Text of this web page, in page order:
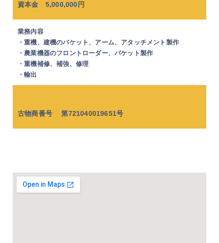
資本金 5,000,000円
業務内容
・重機、建機のバケット、アーム、アタッチメント製作
・農業機器のフロントローダー、バケット製作
・重機補修、補強、修理
・輸出
古物商番号 第721040019651号